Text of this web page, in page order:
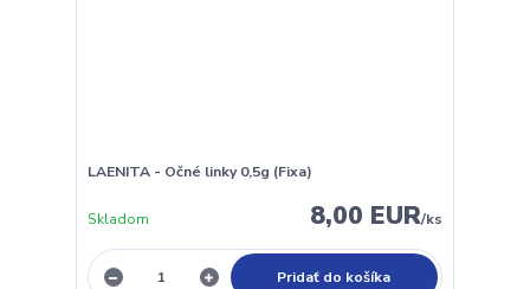
LAENITA - Očné linky 0,5g (Fixa)
8,00 EUR/ks
Skladom
Pridať do košíka